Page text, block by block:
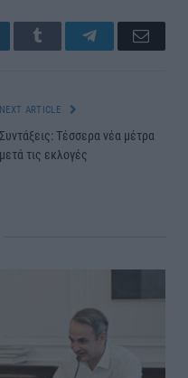
Tumblr TelegramEmail
NEXT ARTICLE
Συντάξεις: Τέσσερα νέα μέτρα
μετά τις εκλογές